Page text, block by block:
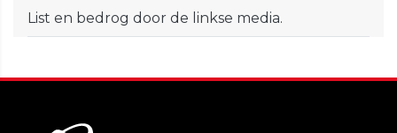
List en bedrog door de linkse media.